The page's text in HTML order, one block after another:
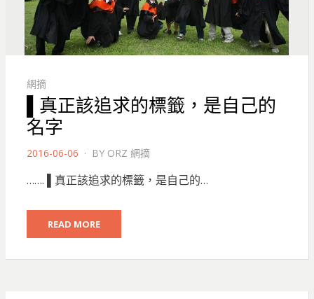
網摘
▌真正該追求的標籤，是自己的
名字
POSTED
2016-06-06 BY ORZ 網摘
……. ▌真正該追求的標籤，是自己的…
READ MORE